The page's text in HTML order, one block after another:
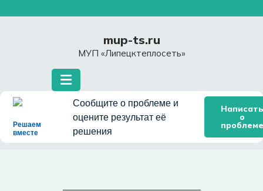
mup-ts.ru
МУП «Липецктеплосеть»
Решаем
вместе
Сообщите о проблеме и
оцените результат её
решения
Написать
о
проблеме